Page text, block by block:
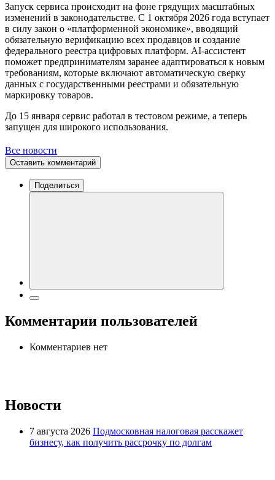
Запуск сервиса происходит на фоне грядущих масштабных
изменений в законодательстве. С 1 октября 2026 года вступает
в силу закон о «платформенной экономике», вводящий
обязательную верификацию всех продавцов и создание
федерального реестра цифровых платформ. AI-ассистент
поможет предпринимателям заранее адаптироваться к новым
требованиям, которые включают автоматическую сверку
данных с государственными реестрами и обязательную
маркировку товаров.
До 15 января сервис работал в тестовом режиме, а теперь
запущен для широкого использования.
Все новости
Оставить комментарий
Поделиться
Комментарии пользователей
Комментариев нет
Новости
7 августа 2026 Подмосковная налоговая расскажет
бизнесу, как получить рассрочку по долгам